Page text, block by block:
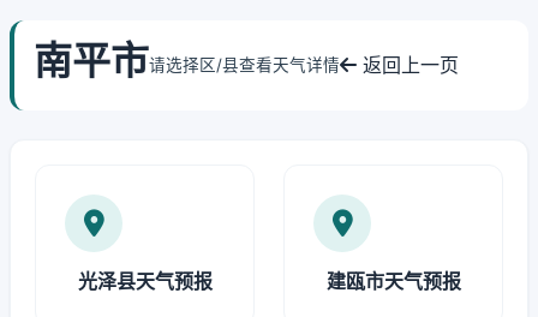
南平市请选择区/县查看天气详情 返回上一页
光泽县天气预报 建瓯市天气预报